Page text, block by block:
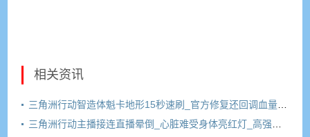
相关资讯
三角洲行动智造体魁卡地形15秒速刷_官方修复还回调血量30%_玩家怒喷背刺
三角洲行动主播接连直播晕倒_心脏难受身体亮红灯_高强度玩法引担忧